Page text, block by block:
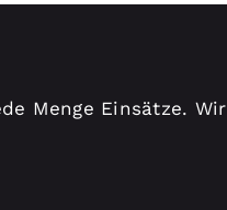
Menge Einsätze. Wir